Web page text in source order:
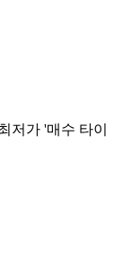
저가 '매수 타이